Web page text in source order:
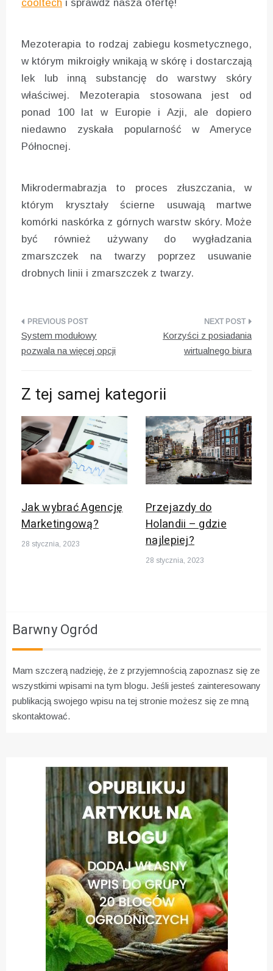
cooltech i sprawdź nasza ofertę!
Mezoterapia to rodzaj zabiegu kosmetycznego,
w którym mikroigły wnikają w skórę i dostarczają
lek lub inną substancję do warstwy skóry
właściwej. Mezoterapia stosowana jest od
ponad 100 lat w Europie i Azji, ale dopiero
niedawno zyskała popularność w Ameryce
Północnej.
Mikrodermabrazja to proces złuszczania, w
którym kryształy ścierne usuwają martwe
komórki naskórka z górnych warstw skóry. Może
być również używany do wygładzania
zmarszczek na twarzy poprzez usuwanie
drobnych linii i zmarszczek z twarzy.
Nawigacja
wpisu
System modułowy
pozwala na więcej opcji
Korzyści z posiadania
wirtualnego biura
Z tej samej kategorii
Jak wybrać Agencję
Marketingową?
28 stycznia, 2023
Przejazdy do
Holandii – gdzie
najlepiej?
28 stycznia, 2023
Barwny Ogród
Mam szczerą nadzieję, że z przyjemnością zapoznasz się ze
wszystkimi wpisami na tym blogu. Jeśli jesteś zainteresowany
publikacją swojego wpisu na tej stronie możesz się ze mną
skontaktować.